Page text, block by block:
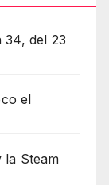
34, del 23
el
la Steam